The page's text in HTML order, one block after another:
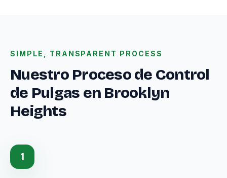
SIMPLE, TRANSPARENT PROCESS
Nuestro Proceso de Control
de Pulgas en Brooklyn
Heights
1